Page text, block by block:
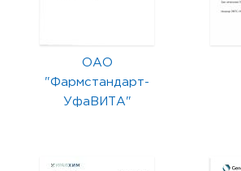
ОАО
"Фармстандарт-
УфаВИТА"